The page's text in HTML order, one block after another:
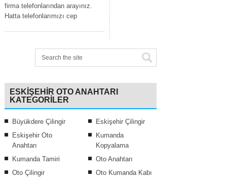
firma telefonlarından arayınız.
Hatta telefonlarımızı cep
ESKIŞEHIR OTO ANAHTARI
KATEGORILER
Büyükdere Çilingir
Eskişehir Çilingir
Eskişehir Oto
Anahtarı
Kumanda
Kopyalama
Kumanda Tamiri
Oto Anahtarı
Oto Çilingir
Oto Kumanda Kabı